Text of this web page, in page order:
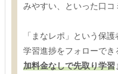
みやすい、といった口コ
「まなレポ」という保
学習進捗をフォローでき
加料金なしで先取り学習